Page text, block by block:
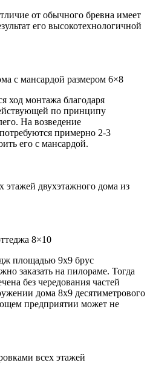
от обычного бревна имеет
его высокотехнологичной
с мансардой размером 6×8
ход монтажа благодаря
по принципу
На возведение
примерно 2-3
его с мансардой.
этажей двухэтажного дома из
8×10
площадью 9х9 брус
заказать на пилораме. Тогда
без чередования частей
дома 8х9 десятиметрового
предприятии может не
всех этажей